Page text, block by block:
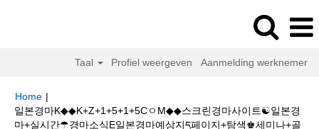
Taal Profiel weergeven Aanmelding werknemer
Home |
일본경마K◆◆K+Z+1+5+1+5CㅇM◆◆스크린경마사이트☯일본경
마+실시간☂경마소식E일본경마예상지ད페이지+탐색♚세미나+골